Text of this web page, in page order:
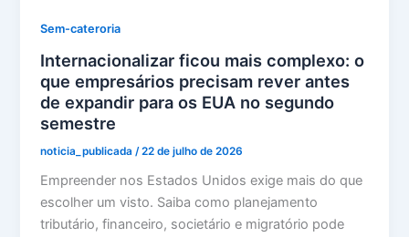
Sem-cateroria
Internacionalizar ficou mais complexo: o
que empresários precisam rever antes
de expandir para os EUA no segundo
semestre
noticia_publicada /22 de julho de 2026
Empreender nos Estados Unidos exige mais do que
escolher um visto. Saiba como planejamento
tributário, financeiro, societário e migratório pode